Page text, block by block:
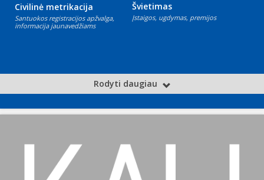
Civilinė metrikacija
Santuokos registracijos apžvalga,
informacija jaunavedžiams
Švietimas
Įstaigos, ugdymas, premijos
Rodyti daugiau